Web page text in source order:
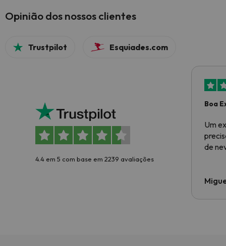
Opinião dos nossos clientes
Trustpilot Esquiades.com
4.4 em 5 com base em 2239 avaliações
Boa
Um
de